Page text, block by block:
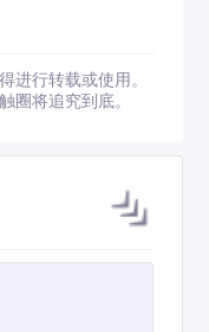
进行转载或使用。
圈将追究到底。